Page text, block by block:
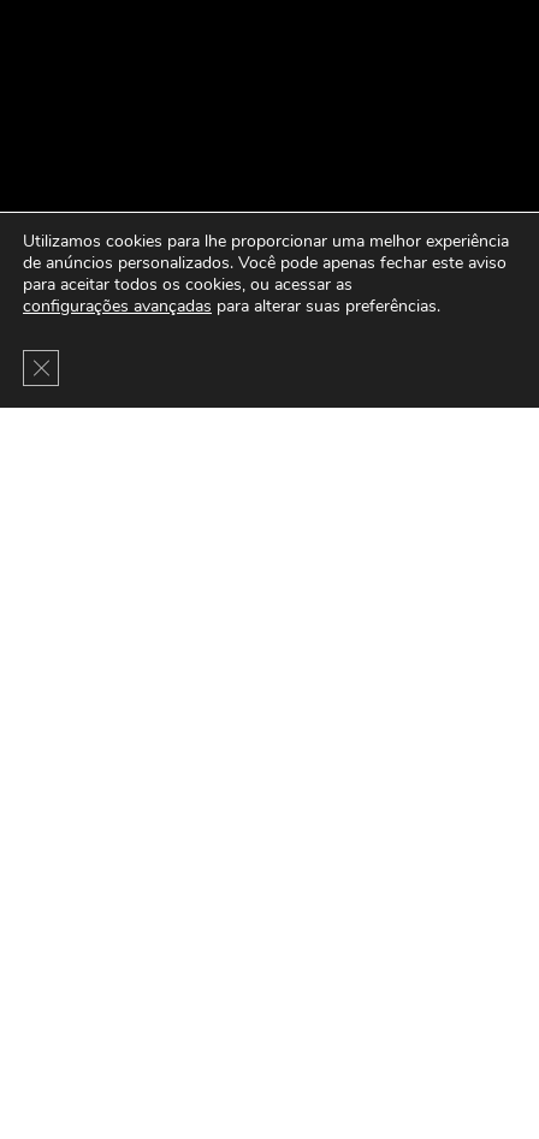
Utilizamos cookies para lhe proporcionar uma melhor experiência
de anúncios personalizados. Você pode apenas fechar este aviso
para aceitar todos os cookies, ou acessar as
configurações avançadas para alterar suas preferências.
Close GDPR Cookie Banner